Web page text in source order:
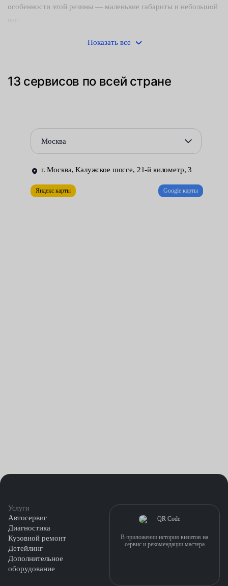
особенности этой резины — маленькие габариты и небольшой
затяжка гаек динамометрическим ключом — дает
оперативный демонтаж и установка;
тщательная очистка рабочих поверхностей и т. д.
Цена услуги начинается от 2100 рублей. Мероприятие
включает демонтаж колес, очистку от грязи внутренней
поверхности диска, спуск и снятие резины, балансировка на
Показать все
13 сервисов по всей стране
Москва
г. Москва, Калужское шоссе, 21-й километр, 3
Яндекс карты Google карты
Услуги
Автосервис
Диагностика
Кузовной ремонт
Детейлинг
Дополнительное
оборудование
В приложении история визитов на
сервис и рекомендации мастера